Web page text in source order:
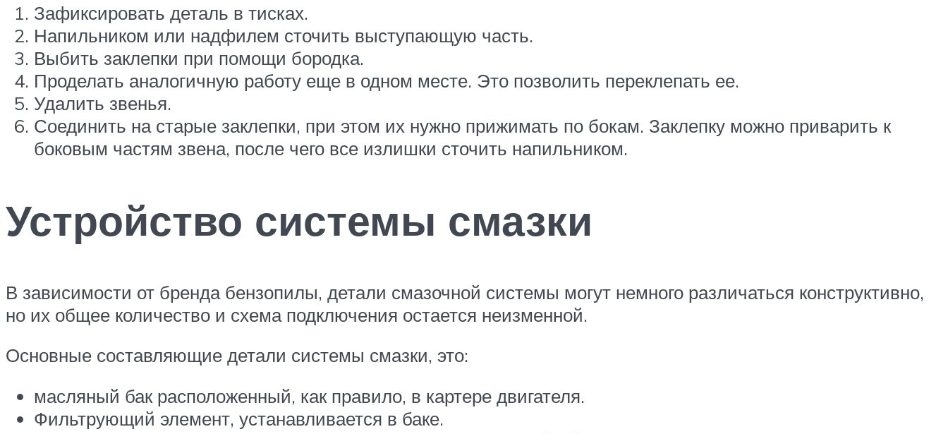
Зафиксировать деталь в тисках.
Напильником или надфилем сточить выступающую часть.
Выбить заклепки при помощи бородка.
Проделать аналогичную работу еще в одном месте. Это позволить переклепать ее.
Удалить звенья.
Соединить на старые заклепки, при этом их нужно прижимать по бокам. Заклепку можно приварить к
боковым частям звена, после чего все излишки сточить напильником.
Устройство системы смазки
В зависимости от бренда бензопилы, детали смазочной системы могут немного различаться конструктивно,
но их общее количество и схема подключения остается неизменной.
Основные составляющие детали системы смазки, это:
масляный бак расположенный, как правило, в картере двигателя.
Фильтрующий элемент, устанавливается в баке.